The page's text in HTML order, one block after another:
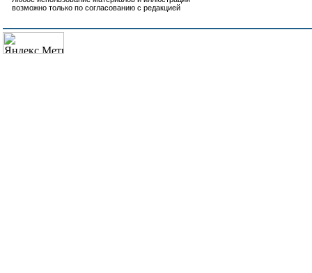
возможно только по согласованию с редакцией